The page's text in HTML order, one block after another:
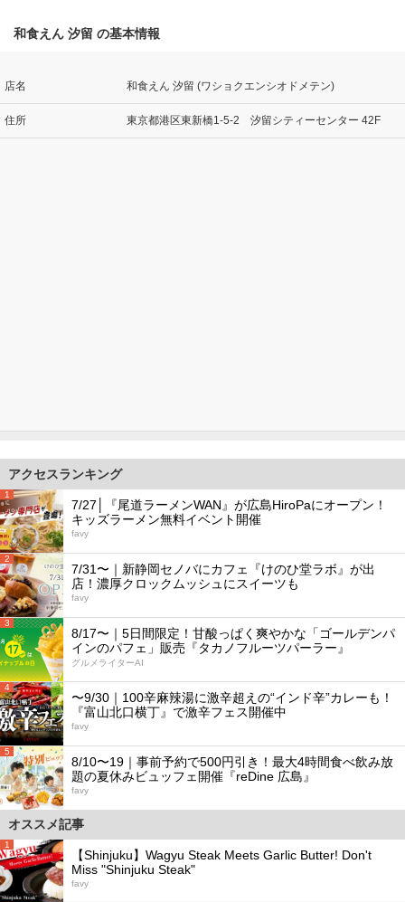
和食えん 汐留 の基本情報
店名 和食えん 汐留 (ワショクエンシオドメテン)
住所 東京都港区東新橋1-5-2 汐留シティーセンター 42F
アクセスランキング
1
7/27│『尾道ラーメンWAN』が広島HiroPaにオープン！
キッズラーメン無料イベント開催
favy
2
7/31〜｜新静岡セノバにカフェ『けのひ堂ラボ』が出
店！濃厚クロックムッシュにスイーツも
favy
3
8/17〜｜5日間限定！甘酸っぱく爽やかな「ゴールデンパ
インのパフェ」販売『タカノフルーツパーラー』
グルメライターAI
4
〜9/30｜100辛麻辣湯に激辛超えの“インド辛”カレーも！
『富山北口横丁』で激辛フェス開催中
favy
5
8/10〜19｜事前予約で500円引き！最大4時間食べ飲み放
題の夏休みビュッフェ開催『reDine 広島』
favy
オススメ記事
1
【Shinjuku】Wagyu Steak Meets Garlic Butter! Don't
Miss "Shinjuku Steak"
favy